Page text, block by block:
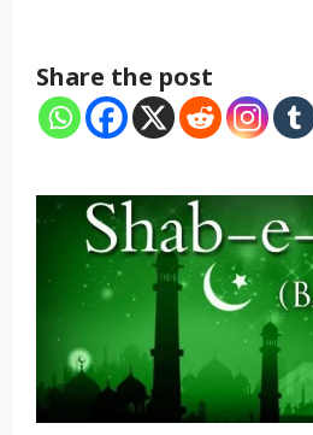
Share the post